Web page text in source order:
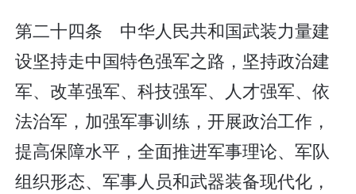
第二十四条 中华人民共和国武装力量建
设坚持走中国特色强军之路，坚持政治建
军、改革强军、科技强军、人才强军、依
法治军，加强军事训练，开展政治工作，
提高保障水平，全面推进军事理论、军队
组织形态、军事人员和武器装备现代化，